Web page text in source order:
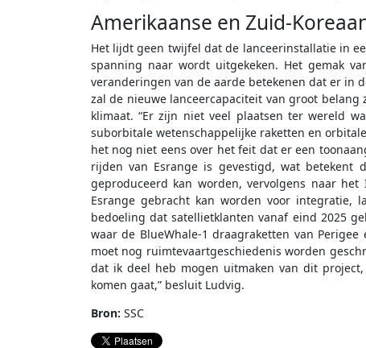
Amerikaanse en Zuid-
Het lijdt geen twijfel dat de lanceerinstallatie in
spanning naar wordt uitgekeken. Het gemak
veranderingen van de aarde betekenen dat er in
zal de nieuwe lanceercapaciteit van groot
klimaat. “Er zijn niet veel plaatsen ter wereld
suborbitale wetenschappelijke raketten en
het nog niet eens over het feit dat er een
rijden van Esrange is gevestigd, wat betekent
geproduceerd kan worden, vervolgens naar
Esrange gebracht kan worden voor integratie,
bedoeling dat satellietklanten vanaf eind 2025
waar de BlueWhale-1 draagraketten van
moet nog ruimtevaartgeschiedenis worden
dat ik deel heb mogen uitmaken van dit
komen gaat,” besluit Ludvig.
Bron: SSC